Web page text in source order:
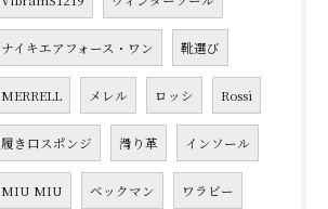
ナイキエアフォース・ワン 靴選び
MERRELL メレル ロッシ Rossi
履き口スポンジ 滑り革 インソール
MIU MIU ベックマン ワラビー